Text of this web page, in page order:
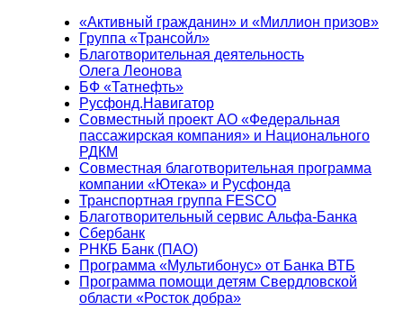
«Активный гражданин» и «Миллион призов»
Группа «Трансойл»
Благотворительная деятельность
Олега Леонова
БФ «Татнефть»
Русфонд.Навигатор
Совместный проект АО «Федеральная
пассажирская компания» и Национального
РДКМ
Совместная благотворительная программа
компании «Ютека» и Русфонда
Транспортная группа FESCO
Благотворительный сервис Альфа-Банка
Сбербанк
РНКБ Банк (ПАО)
Программа «Мультибонус» от Банка ВТБ
Программа помощи детям Свердловской
области «Росток добра»